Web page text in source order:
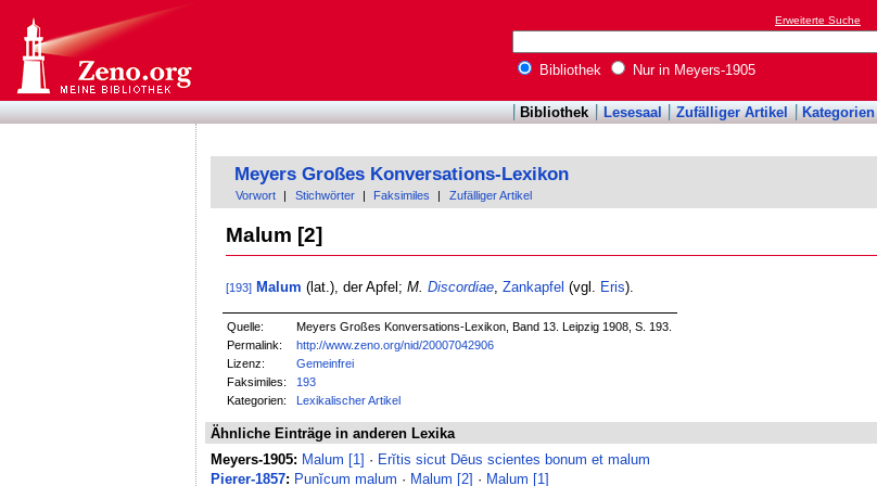
Erweiterte Suche
Bibliothek Nur in Meyers-1905
Bibliothek Lesesaal Zufälliger Artikel Kategorien
Meyers Großes Konversations-Lexikon
Vorwort Stichwörter Faksimiles Zufälliger Artikel
Malum [2]
[193] Malum (lat.), der Apfel; M. Discordiae, Zankapfel (vgl. Eris).
Quelle:
Meyers Großes Konversations-Lexikon, Band 13. Leipzig 1908, S. 193.
Permalink:
http://www.zeno.org/nid/20007042906
Lizenz:
Gemeinfrei
Faksimiles:
193
Kategorien:
Lexikalischer Artikel
Ähnliche Einträge in anderen Lexika
Meyers-1905: Malum [1] · Erĭtis sicut Dēus scientes bonum et malum
Pierer-1857: Punĭcum malum · Malum [2] · Malum [1]